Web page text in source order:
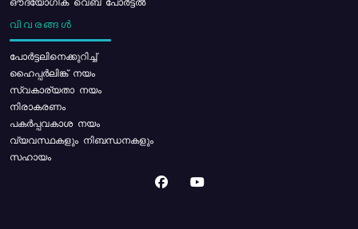
വിവരങ്ങൾ
പോര്‍ട്ടലിനെക്കുറിച്ച്
ഹൈപ്പർലിങ്ക് നയം
സ്വകാര്യതാ നയം
നിരാകരണം
പകർപ്പവകാശ നയം
വ്യവസ്ഥകളും നിബന്ധനകളും
സഹായം